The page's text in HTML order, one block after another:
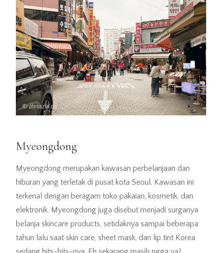
Myeongdong
Myeongdong merupakan kawasan perbelanjaan dan
hiburan yang terletak di pusat kota Seoul. Kawasan ini
terkenal dengan beragam toko pakaian, kosmetik, dan
elektronik. Myeongdong juga disebut menjadi surganya
belanja skincare products, setidaknya sampai beberapa
tahun lalu saat skin care, sheet mask, dan lip tint Korea